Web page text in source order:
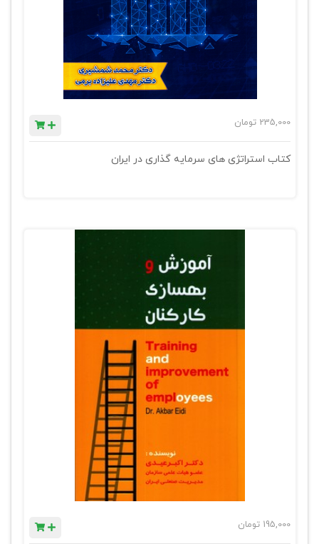
235,000 تومان
کتاب استراتژی های سرمایه گذاری در ایران
195,000 تومان